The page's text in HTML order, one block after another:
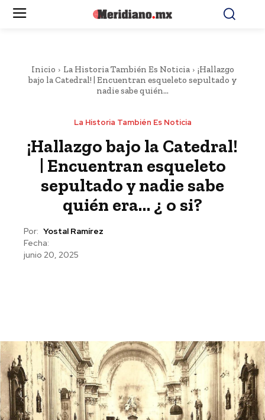
Inicio La Historia También Es Noticia
¡Hallazgo
bajo la Catedral! | Encuentran esqueleto sepultado y
nadie sabe quién...
La Historia También Es Noticia
¡Hallazgo bajo la Catedral!
| Encuentran esqueleto
sepultado y nadie sabe
quién era… ¿ o si?
Por: Yostal Ramírez
Fecha:
junio 20, 2025